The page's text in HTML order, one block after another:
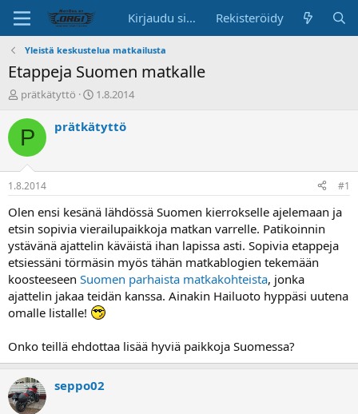
Kirjaudu sisään Rekisteröidy
Yleistä keskustelua matkailusta
Etappeja Suomen matkalle
K
s
k
s
t
e
l
u
n
a
l
o
i
t
a
prätkätyttö
A
o
p
ä
v
ä
1.8.2014
P prätkätyttö
1.8.2014 #1
Olen ensi kesänä lähdössä Suomen kierrokselle ajelemaan ja
etsin sopivia vierailupaikkoja matkan varrelle. Patikoinnin
ystävänä ajattelin käväistä ihan lapissa asti. Sopivia etappeja
etsiessäni törmäsin myös tähän matkablogien tekemään
koosteeseen Suomen parhaista matkakohteista, jonka
ajattelin jakaa teidän kanssa. Ainakin Hailuoto hyppäsi uutena
omalle listalle!
Onko teillä ehdottaa lisää hyviä paikkoja Suomessa?
seppo02